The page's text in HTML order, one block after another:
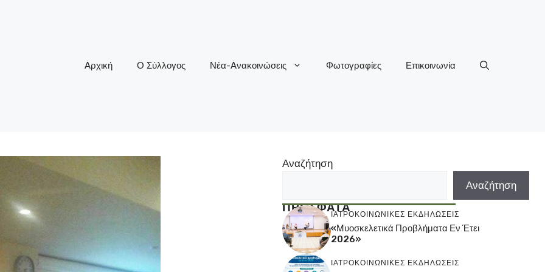
Αρχική Ο Σύλλογος Νέα-Ανακοινώσεις Φωτογραφίες Επικοινωνία
Αναζήτηση
Αναζήτηση
ΠΡΟΣΦΑΤΑ
ΙΑΤΡΟΚΟΙΝΩΝΙΚΕΣ ΕΚΔΗΛΩΣΕΙΣ
«Μυοσκελετικά Προβλήματα Εν Έτει
2026»
ΙΑΤΡΟΚΟΙΝΩΝΙΚΕΣ ΕΚΔΗΛΩΣΕΙΣ